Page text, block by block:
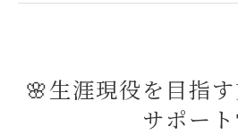
🌸生涯現役を目指
サポー